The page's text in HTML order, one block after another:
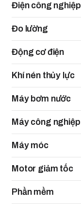
Điện công nghiệp
Đo lường
Động cơ điện
Khí nén thủy lực
Máy bơm nước
Máy công nghiệp
Máy móc
Motor giảm tốc
Phần mềm